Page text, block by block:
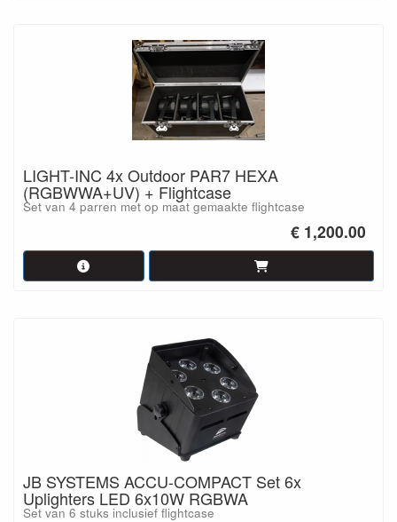
LIGHT-INC 4x Outdoor PAR7 HEXA
(RGBWWA+UV) + Flightcase
Set van 4 parren met op maat gemaakte flightcase
€ 1,200.00
JB SYSTEMS ACCU-COMPACT Set 6x
Uplighters LED 6x10W RGBWA
Set van 6 stuks inclusief flightcase